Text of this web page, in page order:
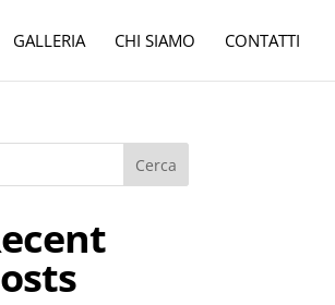
GALLERIA CHI SIAMO CONTATTI
Cerca